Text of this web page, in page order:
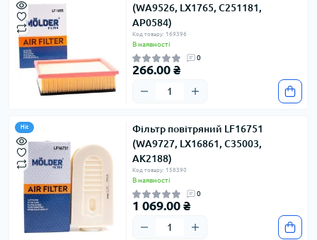
(WA9526, LX1765, C251181,
AP0584)
Код товару: 169396
В наявності
0
266.00 ₴
Hit
Фільтр повітряний LF16751
(WA9727, LX16861, C35003,
AK2188)
Код товару: 158390
В наявності
0
1 069.00 ₴